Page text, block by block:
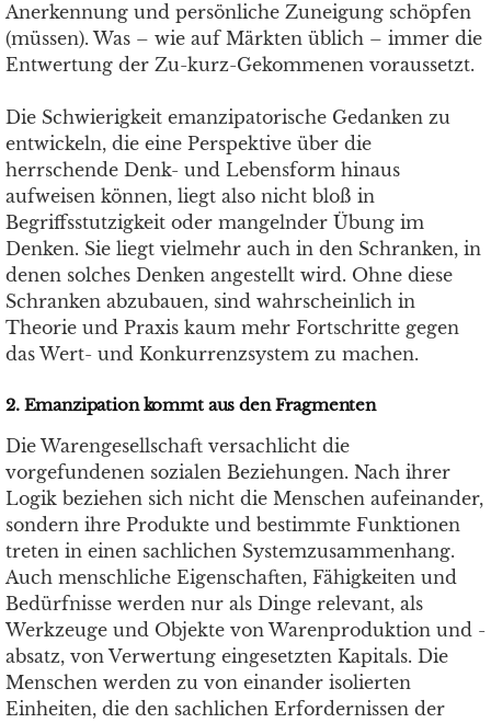
Anerkennung und persönliche Zuneigung schöpfen
(müssen). Was – wie auf Märkten üblich – immer die
Entwertung der Zu-kurz-Gekommenen voraussetzt.
Die Schwierigkeit emanzipatorische Gedanken zu
entwickeln, die eine Perspektive über die
herrschende Denk- und Lebensform hinaus
aufweisen können, liegt also nicht bloß in
Begriffsstutzigkeit oder mangelnder Übung im
Denken. Sie liegt vielmehr auch in den Schranken, in
denen solches Denken angestellt wird. Ohne diese
Schranken abzubauen, sind wahrscheinlich in
Theorie und Praxis kaum mehr Fortschritte gegen
das Wert- und Konkurrenzsystem zu machen.
2. Emanzipation kommt aus den Fragmenten
Die Warengesellschaft versachlicht die
vorgefundenen sozialen Beziehungen. Nach ihrer
Logik beziehen sich nicht die Menschen aufeinander,
sondern ihre Produkte und bestimmte Funktionen
treten in einen sachlichen Systemzusammenhang.
Auch menschliche Eigenschaften, Fähigkeiten und
Bedürfnisse werden nur als Dinge relevant, als
Werkzeuge und Objekte von Warenproduktion und -
absatz, von Verwertung eingesetzten Kapitals. Die
Menschen werden zu von einander isolierten
Einheiten, die den sachlichen Erfordernissen der